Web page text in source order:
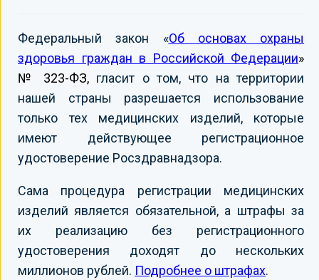
Федеральный закон «Об основах охраны
здоровья граждан в Российской Федерации»
№ 323-ФЗ, гласит о том, что на территории
нашей страны разрешается использование
только тех медицинских изделий, которые
имеют действующее регистрационное
удостоверение Росздравнадзора.
Сама процедура регистрации медицинских
изделий является обязательной, а штрафы за
их реализацию без регистрационного
удостоверения доходят до нескольких
миллионов рублей. Подробнее о штрафах.